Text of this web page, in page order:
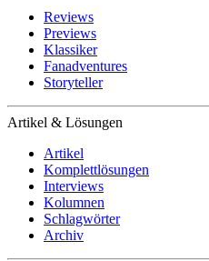
Reviews
Previews
Klassiker
Fanadventures
Storyteller
Artikel & Lösungen
Artikel
Komplettlösungen
Interviews
Kolumnen
Schlagwörter
Archiv